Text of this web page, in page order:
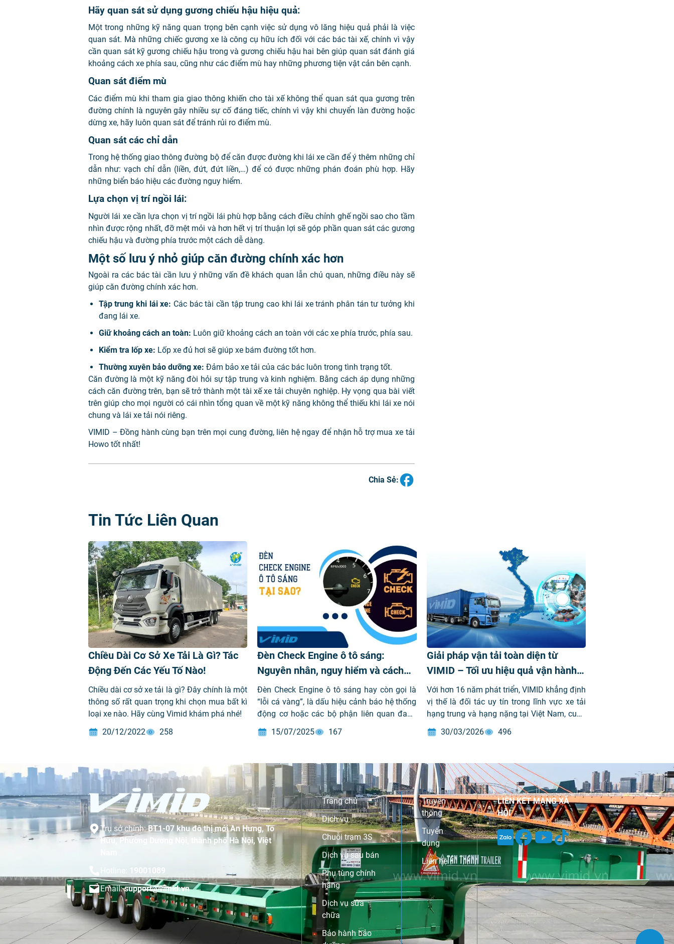
Hãy quan sát sử dụng gương chiếu hậu hiệu quả:
Một trong những kỹ năng quan trọng bên cạnh việc sử dụng vô lăng hiệu quả phải là việc
quan sát. Mà những chiếc gương xe là công cụ hữu ích đối với các bác tài xế, chính vì vậy
cần quan sát kỹ gương chiếu hậu trong và gương chiếu hậu hai bên giúp quan sát đánh giá
khoảng cách xe phía sau, cũng như các điểm mù hay những phương tiện vật cản bên cạnh.
Quan sát điểm mù
Các điểm mù khi tham gia giao thông khiến cho tài xế không thể quan sát qua gương trên
đường chính là nguyên gây nhiều sự cố đáng tiếc, chính vì vậy khi chuyển làn đường hoặc
dừng xe, hãy luôn quan sát để tránh rủi ro điểm mù.
Quan sát các chỉ dẫn
Trong hệ thống giao thông đường bộ để căn được đường khi lái xe cần để ý thêm những chỉ
dẫn như: vạch chỉ dẫn (liền, đứt, đứt liền,…) để có được những phán đoán phù hợp. Hãy
những biển báo hiệu các đường nguy hiểm.
Lựa chọn vị trí ngồi lái:
Người lái xe cần lựa chọn vị trí ngồi lái phù hợp bằng cách điều chỉnh ghế ngồi sao cho tầm
nhìn được rộng nhất, đỡ mệt mỏi và hơn hết vị trí thuận lợi sẽ góp phần quan sát các gương
chiếu hậu và đường phía trước một cách dễ dàng.
Một số lưu ý nhỏ giúp căn đường chính xác hơn
Ngoài ra các bác tài cần lưu ý những vấn đề khách quan lẫn chủ quan, những điều này sẽ
giúp căn đường chính xác hơn.
Tập trung khi lái xe: Các bác tài cần tập trung cao khi lái xe tránh phân tán tư tưởng khi
đang lái xe.
Giữ khoảng cách an toàn: Luôn giữ khoảng cách an toàn với các xe phía trước, phía sau.
Kiểm tra lốp xe: Lốp xe đủ hơi sẽ giúp xe bám đường tốt hơn.
Thường xuyên bảo dưỡng xe: Đảm bảo xe tải của các bác luôn trong tình trạng tốt.
Căn đường là một kỹ năng đòi hỏi sự tập trung và kinh nghiệm. Bằng cách áp dụng những
cách căn đường trên, bạn sẽ trở thành một tài xế xe tải chuyên nghiệp. Hy vọng qua bài viết
trên giúp cho mọi người có cái nhìn tổng quan về một kỹ năng không thể thiếu khi lái xe nói
chung và lái xe tải nói riêng.
VIMID – Đồng hành cùng bạn trên mọi cung đường, liên hệ ngay để nhận hỗ trợ mua xe tải
Howo tốt nhất!
Chia Sẻ:
Tin Tức Liên Quan
Chiều Dài Cơ Sở Xe Tải Là Gì? Tác
Động Đến Các Yếu Tố Nào!
Chiều dài cơ sở xe tải là gì? Đây chính là một
thông số rất quan trọng khi chọn mua bất kì
loại xe nào. Hãy cùng Vimid khám phá nhé!
20/12/2022
258
Đèn Check Engine ô tô sáng:
Nguyên nhân, nguy hiểm và cách
xử lý
Đèn Check Engine ô tô sáng hay còn gọi là
“lỗi cá vàng”, là dấu hiệu cảnh báo hệ thống
động cơ hoặc các bộ phận liên quan đang
gặp vấn đề. Khi đèn này bật sáng hoặc nhấp
nháy, các bạn nên chú ý vì đây có thể là dấu
bảo an toàn, giảm chi phí và tránh hư hỏng
lan rộng.
15/07/2025 167
Giải pháp vận tải toàn diện từ
VIMID – Tối ưu hiệu quả vận hành
trên mọi hành trình
Với hơn 16 năm phát triển, VIMID khẳng định
vị thế là đối tác uy tín trong lĩnh vực xe tải
hạng trung và hạng nặng tại Việt Nam, cung
cấp giải pháp vận tải toàn diện, từ sản phẩm
đến dịch vụ hậu mãi, đáp ứng đa dạng nhu
30/03/2026 496
Trụ sở chính:BT1-07 khu đô thị mới An Hưng, Tố
Hữu, Phường Dương Nội, thành phố Hà Nội, Việt
Hotline: 19001089
Email:support@vimid.vn
Trang chủ
Dịch vụ
Chuỗi trạm 3S
Dịch vụ sau bán
Phụ tùng chính
hãng
Dịch vụ sửa
chữa
Bảo hành bảo
Truyền
thông
Tuyển
dụng
Liên hệ
LIÊN KẾT MẠNG XÃ
HỘI